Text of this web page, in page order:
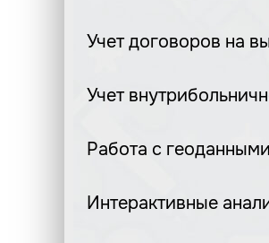
Учет договоров на
Учет
Работа с геоданными
Интерактивные